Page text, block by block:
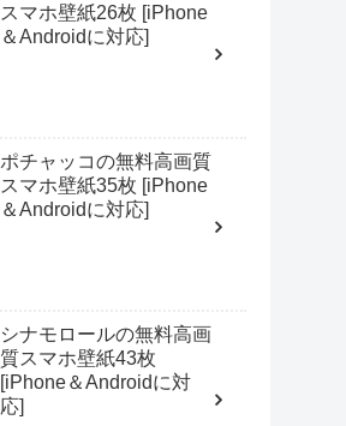
スマホ壁紙26枚 [iPhone
＆Androidに対応]
ポチャッコの無料高画質
スマホ壁紙35枚 [iPhone
＆Androidに対応]
シナモロールの無料高画
質スマホ壁紙43枚
[iPhone＆Androidに対
応]